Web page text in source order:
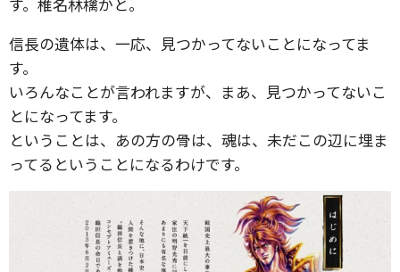
信長の遺体は、一応、見つかってないことになってま
す。
いろんなことが言われますが、まあ、見つかってないこ
とになってます。
ということは、あの方の骨は、魂は、未だこの辺に埋ま
ってるということになるわけです。